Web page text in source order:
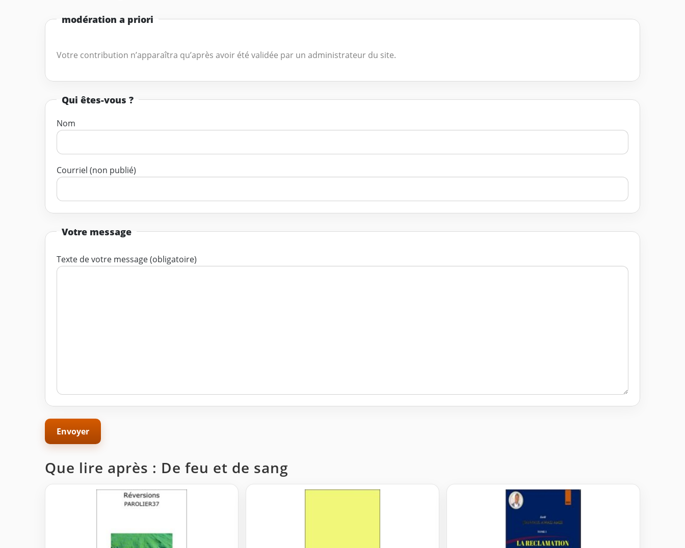
modération a priori
Votre contribution n’apparaîtra qu’après avoir été validée par un administrateur du site.
Qui êtes-vous ?
Nom
Courriel (non publié)
Votre message
Texte de votre message (obligatoire)
Que lire après : De feu et de sang